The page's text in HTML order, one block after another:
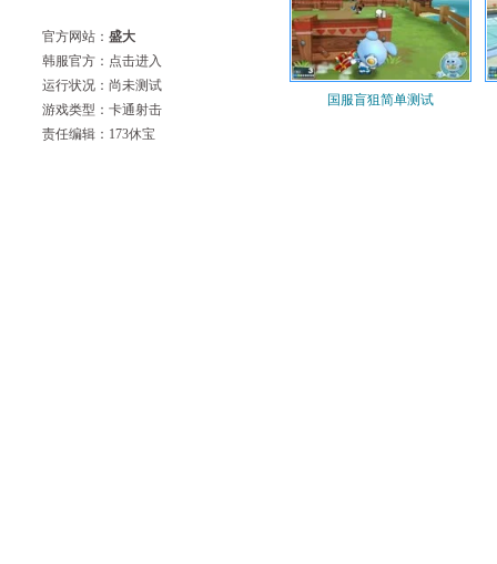
官方网站： 盛大
韩服官方：点击进入
运行状况：尚未测试
游戏类型：卡通射击
责任编辑： 173休宝
国服盲狙简单测试